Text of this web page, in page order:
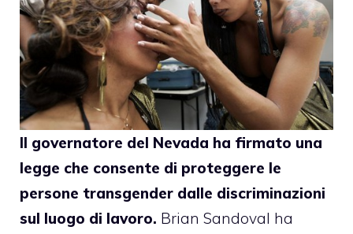
Il governatore del Nevada ha firmato una
legge che consente di proteggere le
persone transgender dalle discriminazioni
sul luogo di lavoro. Brian Sandoval ha